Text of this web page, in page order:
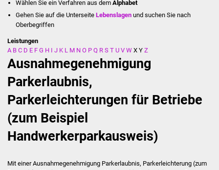
Summerrockfestival
Stadtverwaltung
Behördenwegweiser
Veröffentlichungen
Wählen Sie ein Verfahren aus dem Alphabet
Gehen Sie auf die UnterseiteLebenslagen und suchen Sie nach
Oberbegriffen
Leistungen
A B C D E F G H I J K L M N O P Q R S T U V W X Y Z
Ausnahmegenehmigung
Parkerlaubnis,
Parkerleichterungen für Betriebe
(zum Beispiel
Handwerkerparkausweis)
Mit einer Ausnahmegenehmigung Parkerlaubnis, Parkerleichterung (zum